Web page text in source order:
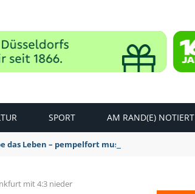
SPORT AM RAND(E) NOTIERT
das Leben – pempelfort music weekend“
mit 4:3 nieder